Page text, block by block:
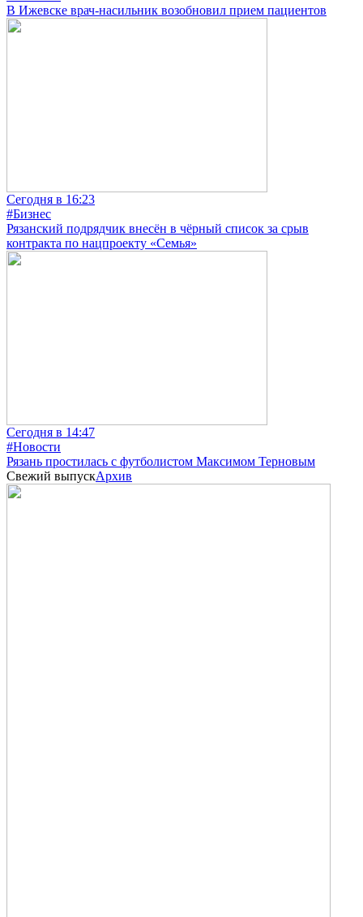
В Ижевске врач-насильник возобновил прием пациентов
Сегодня в 16:23
#Бизнес
Рязанский подрядчик внесён в чёрный список за срыв
контракта по нацпроекту «Семья»
Сегодня в 14:47
#Новости
Рязань простилась с футболистом Максимом Терновым
Свежий выпускАрхив